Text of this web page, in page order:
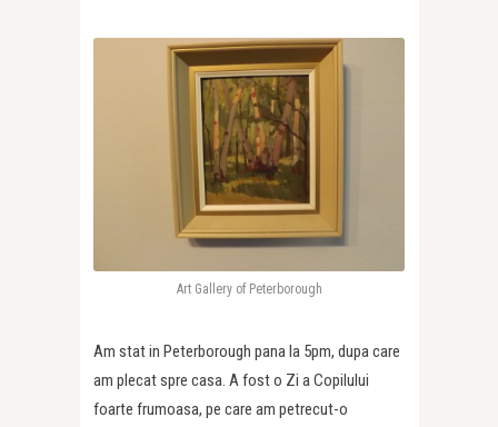
Art Gallery of Peterborough
Am stat in Peterborough pana la 5pm, dupa care
am plecat spre casa. A fost o Zi a Copilului
foarte frumoasa, pe care am petrecut-o